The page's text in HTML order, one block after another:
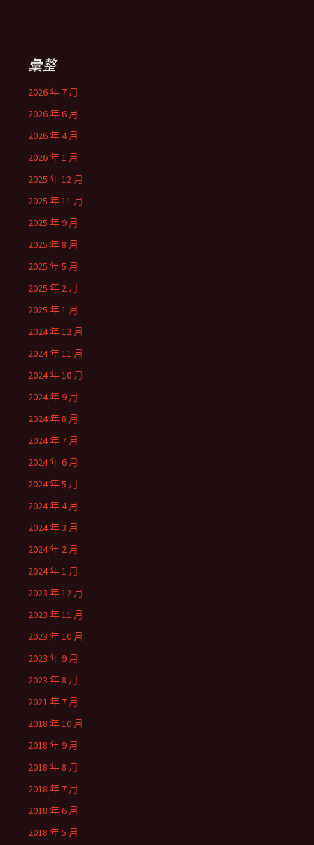
彙整
2026 年 7 月
2026 年 6 月
2026 年 4 月
2026 年 1 月
2025 年 12 月
2025 年 11 月
2025 年 9 月
2025 年 8 月
2025 年 5 月
2025 年 2 月
2025 年 1 月
2024 年 12 月
2024 年 11 月
2024 年 10 月
2024 年 9 月
2024 年 8 月
2024 年 7 月
2024 年 6 月
2024 年 5 月
2024 年 4 月
2024 年 3 月
2024 年 2 月
2024 年 1 月
2023 年 12 月
2023 年 11 月
2023 年 10 月
2023 年 9 月
2023 年 8 月
2021 年 7 月
2018 年 10 月
2018 年 9 月
2018 年 8 月
2018 年 7 月
2018 年 6 月
2018 年 5 月